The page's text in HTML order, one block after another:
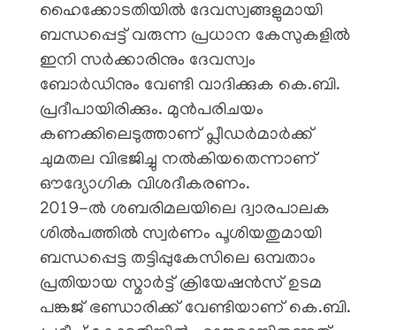
ഹൈക്കോടതിയിൽ ദേവസ്വങ്ങളുമായി
ബന്ധപ്പെട്ട് വരുന്ന പ്രധാന കേസുകളിൽ
ഇനി സർക്കാരിനും ദേവസ്വം
ബോർഡിനും വേണ്ടി വാദിക്കുക കെ.ബി.
പ്രദീപായിരിക്കും. മുൻപരിചയം
കണക്കിലെടുത്താണ് പ്ലീഡർമാർക്ക്
ചുമതല വിഭജിച്ചു നൽകിയതെന്നാണ്
ഔദ്യോഗിക വിശദീകരണം.
​2019-ൽ ശബരിമലയിലെ ദ്വാരപാലക
ശിൽപത്തിൽ സ്വർണം പൂശിയതുമായി
ബന്ധപ്പെട്ട തട്ടിപ്പുകേസിലെ ഒമ്പതാം
പ്രതിയായ സ്മാർട്ട് ക്രിയേഷൻസ് ഉടമ
പങ്കജ് ഭണ്ഡാരിക്ക് വേണ്ടിയാണ് കെ.ബി.